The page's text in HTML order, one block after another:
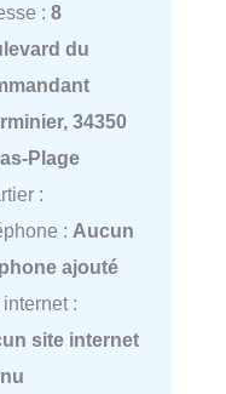
: 8
du
34350
Plage
:
: Aucun
ajouté
:
site internet